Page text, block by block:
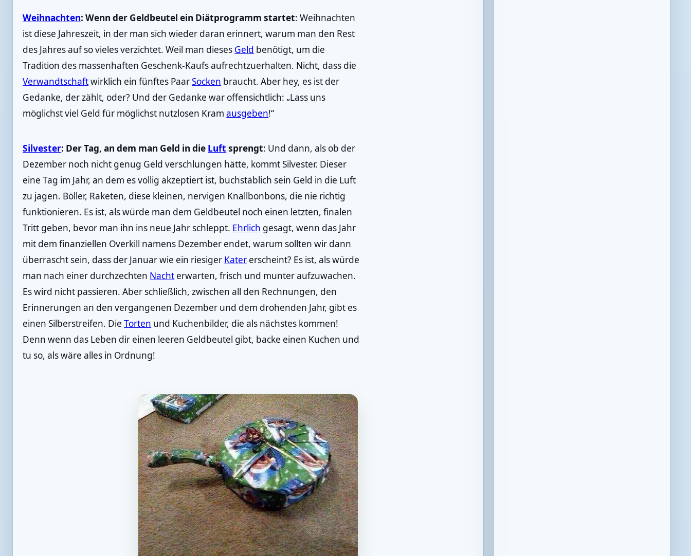
Weihnachten: Wenn der Geldbeutel ein Diätprogramm startet: Weihnachten
ist diese Jahreszeit, in der man sich wieder daran erinnert, warum man den Rest
des Jahres auf so vieles verzichtet. Weil man dieses Geld benötigt, um die
Tradition des massenhaften Geschenk-Kaufs aufrechtzuerhalten. Nicht, dass die
Verwandtschaftwirklich ein fünftes PaarSocken braucht. Aber hey, es ist der
Gedanke, der zählt, oder? Und der Gedanke war offensichtlich: „Lass uns
möglichst viel Geld für möglichst nutzlosen Kramausgeben!“
Silvester: Der Tag, an dem man Geld in die Luft sprengt: Und dann, als ob der
Dezember noch nicht genug Geld verschlungen hätte, kommt Silvester. Dieser
eine Tag im Jahr, an dem es völlig akzeptiert ist, buchstäblich sein Geld in die Luft
zu jagen. Böller, Raketen, diese kleinen, nervigen Knallbonbons, die nie richtig
funktionieren. Es ist, als würde man dem Geldbeutel noch einen letzten, finalen
Tritt geben, bevor man ihn ins neue Jahr schleppt. Ehrlich gesagt, wenn das Jahr
mit dem finanziellen Overkill namens Dezember endet, warum sollten wir dann
überrascht sein, dass der Januar wie ein riesiger Kater erscheint? Es ist, als würde
man nach einer durchzechten Nacht erwarten, frisch und munter aufzuwachen.
Es wird nicht passieren. Aber schließlich, zwischen all den Rechnungen, den
Erinnerungen an den vergangenen Dezember und dem drohenden Jahr, gibt es
einen Silberstreifen. DieTorten und Kuchenbilder, die als nächstes kommen!
Denn wenn das Leben dir einen leeren Geldbeutel gibt, backe einen Kuchen und
tu so, als wäre alles in Ordnung!